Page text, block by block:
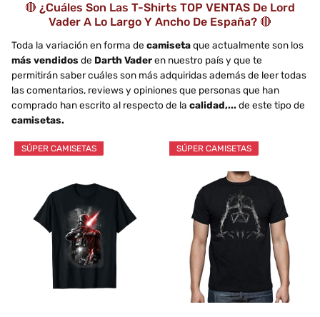
🔴 ¿Cuáles Son Las T-Shirts TOP VENTAS De Lord
Vader A Lo Largo Y Ancho De España? 🔴
Toda la variación en forma de camisetaque actualmente son los
más vendidos de Darth Vaderen nuestro país y que te
permitirán saber cuáles son más adquiridas además de leer todas
las comentarios, reviews y opiniones que personas que han
comprado han escrito al respecto de la calidad,...de este tipo de
camisetas.
SÚPER CAMISETAS SÚPER CAMISETAS